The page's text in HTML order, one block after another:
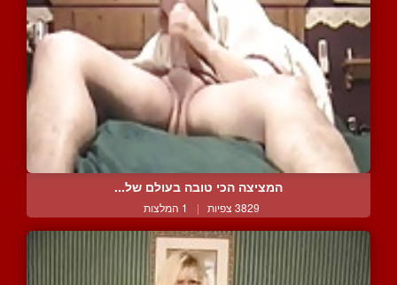
המציצה הכי טובה בעולם של...
3829 צפיות | 1 המלצות